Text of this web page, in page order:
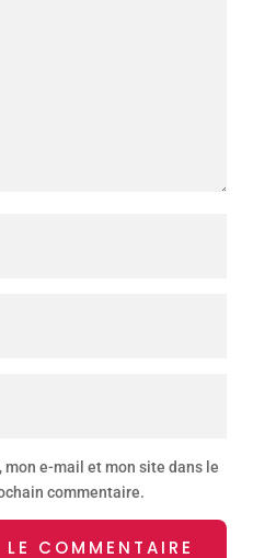
mon e-mail et mon site dans le
commentaire.
LE COMMENTAIRE